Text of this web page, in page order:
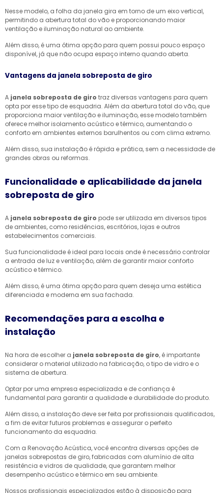
Nesse modelo, a folha da janela gira em torno de um eixo vertical,
permitindo a abertura total do vão e proporcionando maior
ventilação e iluminação natural ao ambiente.
Além disso, é uma ótima opção para quem possui pouco espaço
disponível, já que não ocupa espaço interno quando aberta.
Vantagens da janela sobreposta de giro
A janela sobreposta de giro traz diversas vantagens para quem
opta por esse tipo de esquadria. Além da abertura total do vão, que
proporciona maior ventilação e iluminação, esse modelo também
oferece melhor isolamento acústico e térmico, aumentando o
conforto em ambientes externos barulhentos ou com clima extremo.
Além disso, sua instalação é rápida e prática, sem a necessidade de
grandes obras ou reformas.
Funcionalidade e aplicabilidade da janela
sobreposta de giro
A janela sobreposta de giro pode ser utilizada em diversos tipos
de ambientes, como residências, escritórios, lojas e outros
estabelecimentos comerciais.
Sua funcionalidade é ideal para locais onde é necessário controlar
a entrada de luz e ventilação, além de garantir maior conforto
acústico e térmico.
Além disso, é uma ótima opção para quem deseja uma estética
diferenciada e moderna em sua fachada.
Recomendações para a escolha e
instalação
Na hora de escolher a janela sobreposta de giro, é importante
considerar o material utilizado na fabricação, o tipo de vidro e o
sistema de abertura.
Optar por uma empresa especializada e de confiança é
fundamental para garantir a qualidade e durabilidade do produto.
Além disso, a instalação deve ser feita por profissionais qualificados,
a fim de evitar futuros problemas e assegurar o perfeito
funcionamento da esquadria.
Com a Renovação Acústica, você encontra diversas opções de
janelas sobrepostas de giro, fabricadas com alumínio de alta
resistência e vidros de qualidade, que garantem melhor
desempenho acústico e térmico em seu ambiente.
Nossos profissionais especializados estão à disposição para